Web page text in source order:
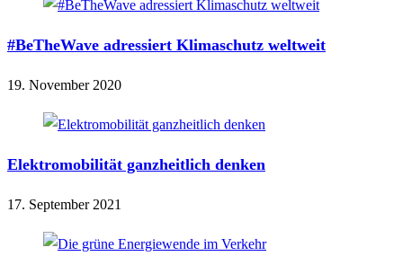
#BeTheWave adressiert Klimaschutz weltweit
19. November 2020
Elektromobilität ganzheitlich denken
17. September 2021